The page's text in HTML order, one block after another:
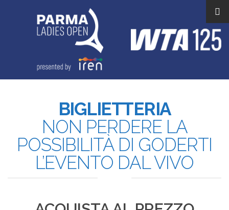
BIGLIETTERIA
NON PERDERE LA
POSSIBILITÀ DI GODERTI
L’EVENTO DAL VIVO